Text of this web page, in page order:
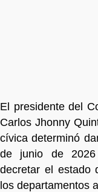
El presidente del
Carlos Jhonny
cívica determinó
de junio de
decretar el estado
los departamentos